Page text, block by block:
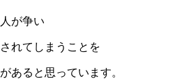
が争い
れてしまうことを
あると思っています。